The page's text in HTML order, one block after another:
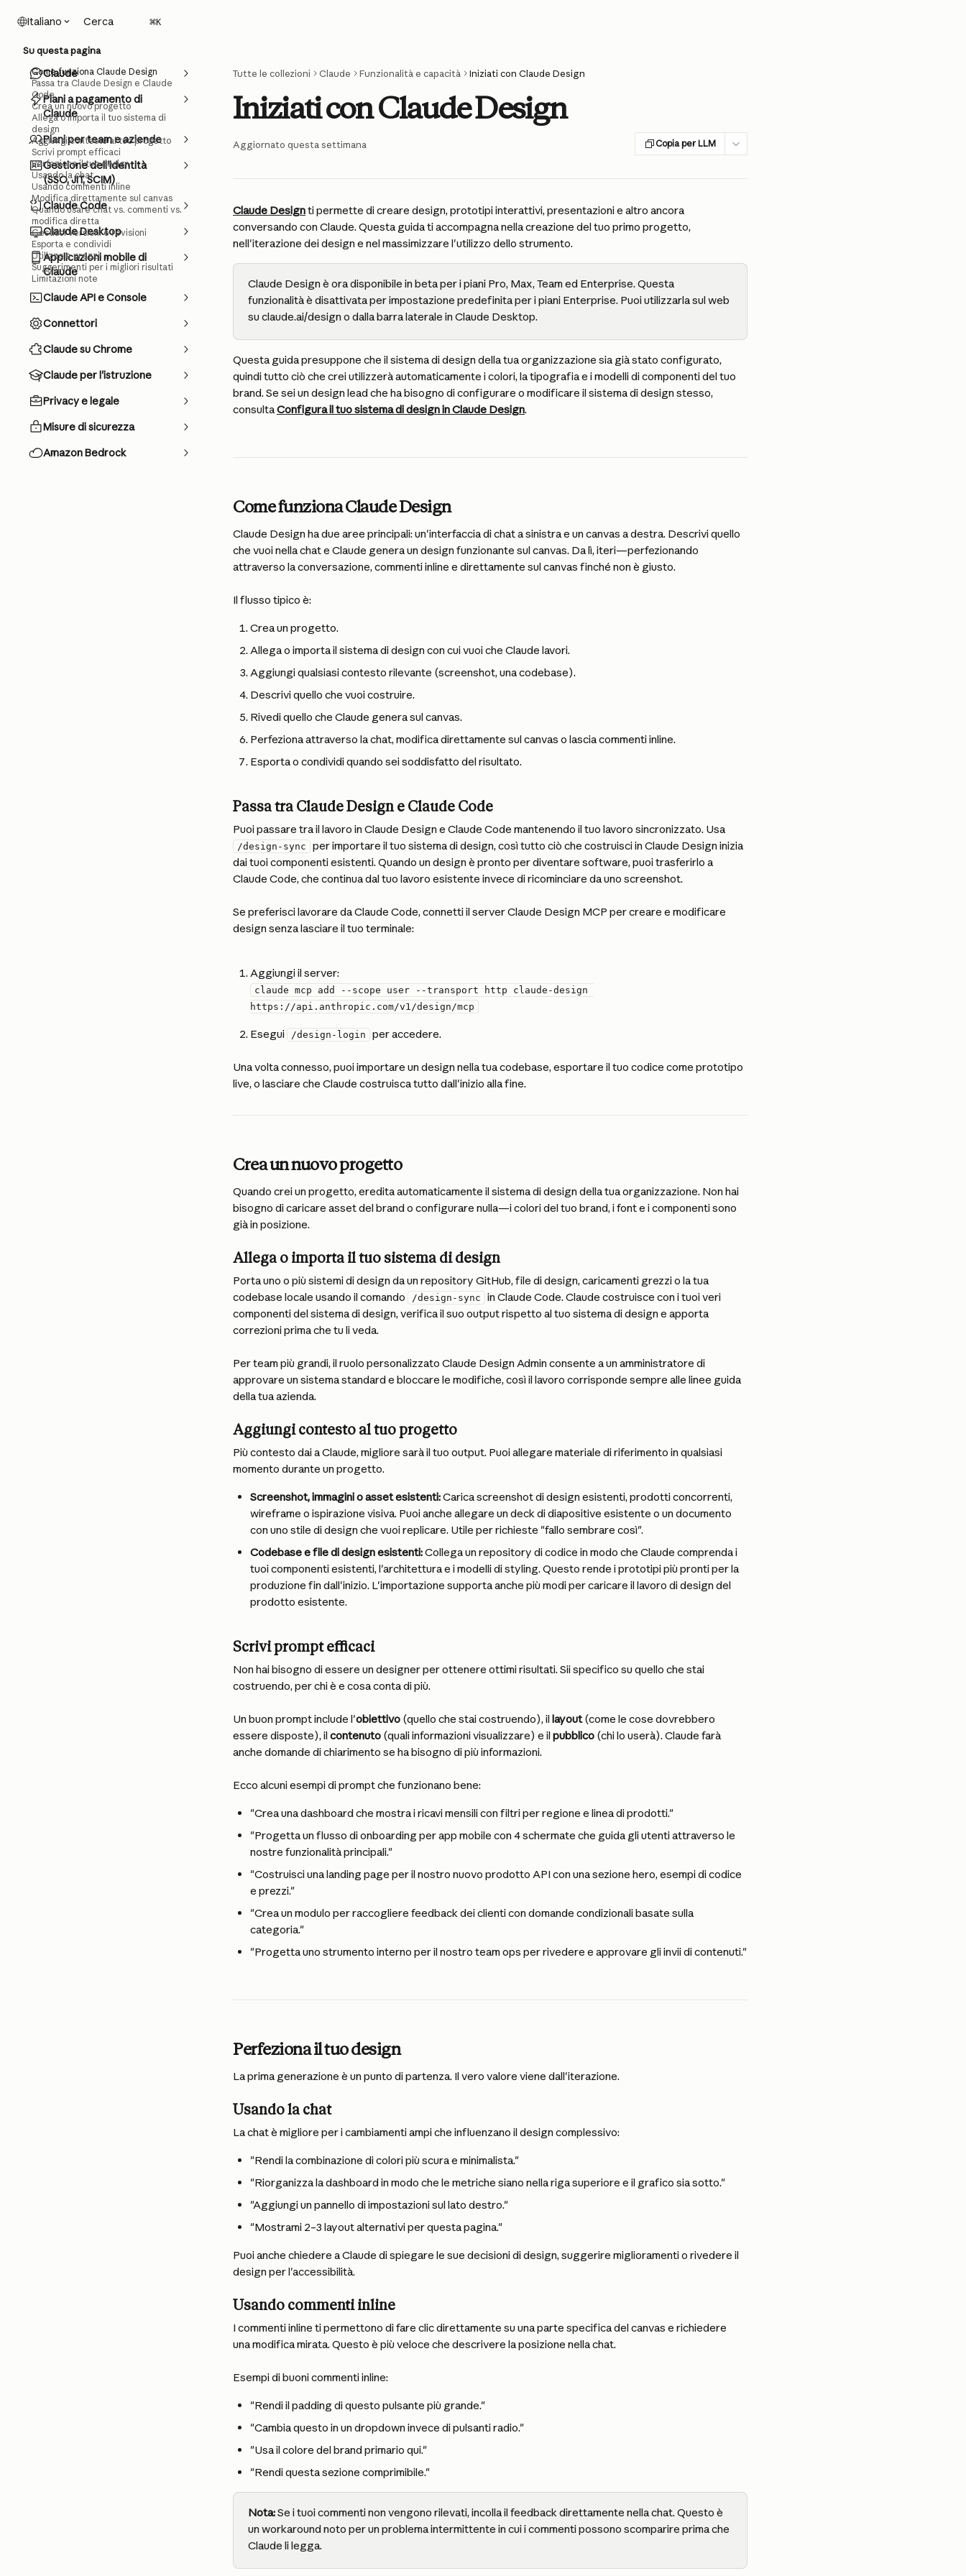
Italiano Cerca ⌘K
Claude
Piani a pagamento di
Claude
Piani per team e aziende
Gestione dell'identità
(SSO, JIT, SCIM)
Claude Code
Claude Desktop
Applicazioni mobile di
Claude
Claude API e Console
Connettori
Claude su Chrome
Claude per l'istruzione
Privacy e legale
Misure di sicurezza
Amazon Bedrock
Tutte le collezioni Claude Funzionalità e capacità Iniziati con Claude Design
Iniziati con Claude Design
Aggiornato questa settimana Copia per LLM
Claude Design ti permette di creare design, prototipi interattivi, presentazioni e altro ancora
conversando con Claude. Questa guida ti accompagna nella creazione del tuo primo progetto,
nell'iterazione dei design e nel massimizzare l'utilizzo dello strumento.
Claude Design è ora disponibile in beta per i piani Pro, Max, Team ed Enterprise. Questa
funzionalità è disattivata per impostazione predefinita per i piani Enterprise. Puoi utilizzarla sul web
su claude.ai/design o dalla barra laterale in Claude Desktop.
Questa guida presuppone che il sistema di design della tua organizzazione sia già stato configurato,
quindi tutto ciò che crei utilizzerà automaticamente i colori, la tipografia e i modelli di componenti del tuo
brand. Se sei un design lead che ha bisogno di configurare o modificare il sistema di design stesso,
consulta Configura il tuo sistema di design in Claude Design.
Come funziona Claude Design
Claude Design ha due aree principali: un'interfaccia di chat a sinistra e un canvas a destra. Descrivi quello
che vuoi nella chat e Claude genera un design funzionante sul canvas. Da lì, iteri—perfezionando
attraverso la conversazione, commenti inline e direttamente sul canvas finché non è giusto.
Il flusso tipico è:
Crea un progetto.
Allega o importa il sistema di design con cui vuoi che Claude lavori.
Aggiungi qualsiasi contesto rilevante (screenshot, una codebase).
Descrivi quello che vuoi costruire.
Rivedi quello che Claude genera sul canvas.
Perfeziona attraverso la chat, modifica direttamente sul canvas o lascia commenti inline.
Esporta o condividi quando sei soddisfatto del risultato.
Passa tra Claude Design e Claude Code
Puoi passare tra il lavoro in Claude Design e Claude Code mantenendo il tuo lavoro sincronizzato. Usa
/design-sync
per importare il tuo sistema di design, così tutto ciò che costruisci in Claude Design inizia
dai tuoi componenti esistenti. Quando un design è pronto per diventare software, puoi trasferirlo a
Claude Code, che continua dal tuo lavoro esistente invece di ricominciare da uno screenshot.
Se preferisci lavorare da Claude Code, connetti il server Claude Design MCP per creare e modificare
design senza lasciare il tuo terminale:
Aggiungi il server:
claude mcp add --scope user --transport http claude-design
https://api.anthropic.com/v1/design/mcp
   2. Esegui
/design-login per accedere.
Una volta connesso, puoi importare un design nella tua codebase, esportare il tuo codice come prototipo
live, o lasciare che Claude costruisca tutto dall'inizio alla fine.
Crea un nuovo progetto
Quando crei un progetto, eredita automaticamente il sistema di design della tua organizzazione. Non hai
bisogno di caricare asset del brand o configurare nulla—i colori del tuo brand, i font e i componenti sono
già in posizione.
Allega o importa il tuo sistema di design
Porta uno o più sistemi di design da un repository GitHub, file di design, caricamenti grezzi o la tua
codebase locale usando il comando
/design-sync
in Claude Code. Claude costruisce con i tuoi veri
componenti del sistema di design, verifica il suo output rispetto al tuo sistema di design e apporta
correzioni prima che tu li veda.
Per team più grandi, il ruolo personalizzato Claude Design Admin consente a un amministratore di
approvare un sistema standard e bloccare le modifiche, così il lavoro corrisponde sempre alle linee guida
della tua azienda.
Aggiungi contesto al tuo progetto
Più contesto dai a Claude, migliore sarà il tuo output. Puoi allegare materiale di riferimento in qualsiasi
momento durante un progetto.
Screenshot, immagini o asset esistenti: Carica screenshot di design esistenti, prodotti concorrenti,
wireframe o ispirazione visiva. Puoi anche allegare un deck di diapositive esistente o un documento
con uno stile di design che vuoi replicare. Utile per richieste "fallo sembrare così".
Codebase e file di design esistenti: Collega un repository di codice in modo che Claude comprenda i
tuoi componenti esistenti, l'architettura e i modelli di styling. Questo rende i prototipi più pronti per la
produzione fin dall'inizio. L'importazione supporta anche più modi per caricare il lavoro di design del
prodotto esistente.
Scrivi prompt efficaci
Non hai bisogno di essere un designer per ottenere ottimi risultati. Sii specifico su quello che stai
costruendo, per chi è e cosa conta di più.
Un buon prompt include l'obiettivo (quello che stai costruendo), il layout (come le cose dovrebbero
essere disposte), il contenuto (quali informazioni visualizzare) e il pubblico (chi lo userà). Claude farà
anche domande di chiarimento se ha bisogno di più informazioni.
Ecco alcuni esempi di prompt che funzionano bene:
"Crea una dashboard che mostra i ricavi mensili con filtri per regione e linea di prodotti."
"Progetta un flusso di onboarding per app mobile con 4 schermate che guida gli utenti attraverso le
nostre funzionalità principali."
"Costruisci una landing page per il nostro nuovo prodotto API con una sezione hero, esempi di codice
e prezzi."
"Crea un modulo per raccogliere feedback dei clienti con domande condizionali basate sulla
categoria."
"Progetta uno strumento interno per il nostro team ops per rivedere e approvare gli invii di contenuti."
Perfeziona il tuo design
La prima generazione è un punto di partenza. Il vero valore viene dall'iterazione.
Usando la chat
La chat è migliore per i cambiamenti ampi che influenzano il design complessivo:
"Rendi la combinazione di colori più scura e minimalista."
"Riorganizza la dashboard in modo che le metriche siano nella riga superiore e il grafico sia sotto."
"Aggiungi un pannello di impostazioni sul lato destro."
"Mostrami 2–3 layout alternativi per questa pagina."
Puoi anche chiedere a Claude di spiegare le sue decisioni di design, suggerire miglioramenti o rivedere il
design per l'accessibilità.
Usando commenti inline
I commenti inline ti permettono di fare clic direttamente su una parte specifica del canvas e richiedere
una modifica mirata. Questo è più veloce che descrivere la posizione nella chat.
Esempi di buoni commenti inline:
"Rendi il padding di questo pulsante più grande."
"Cambia questo in un dropdown invece di pulsanti radio."
"Usa il colore del brand primario qui."
"Rendi questa sezione comprimibile."
Nota: Se i tuoi commenti non vengono rilevati, incolla il feedback direttamente nella chat. Questo è
un workaround noto per un problema intermittente in cui i commenti possono scomparire prima che
Claude li legga.
Su questa pagina
Come funziona Claude Design
Passa tra Claude Design e Claude
Code
Crea un nuovo progetto
Allega o importa il tuo sistema di
design
Aggiungi contesto al tuo progetto
Scrivi prompt efficaci
Perfeziona il tuo design
Usando la chat
Usando commenti inline
Modifica direttamente sul canvas
Quando usare chat vs. commenti vs.
modifica diretta
Gestisci versioni e revisioni
Esporta e condividi
Utilizzo e prezzi
Suggerimenti per i migliori risultati
Limitazioni note